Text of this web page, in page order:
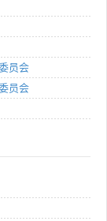
员会
员会